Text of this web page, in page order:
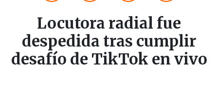
Locutora radial fue
despedida tras cumplir
desafío de TikTok en vivo